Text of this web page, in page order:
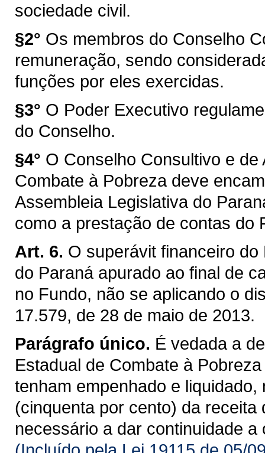
sociedade civil.
§2° Os membros do Conselho
remuneração, sendo
funções por eles exercidas.
§3° O Poder Executivo
do Conselho.
§4° O Conselho Consultivo e
Combate à Pobreza deve
Assembleia Legislativa do
como a prestação de contas do
Art. 6. O superávit financeiro
do Paraná apurado ao final de
no Fundo, não se aplicando o
17.579, de 28 de maio de 2013.
Parágrafo único. É vedada a
Estadual de Combate à
tenham empenhado e
(cinquenta por cento) da
necessário a dar continuidade